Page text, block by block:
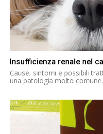
Insufficienza renale nel
Cause, sintomi e possibili trattamenti
una patologia molto